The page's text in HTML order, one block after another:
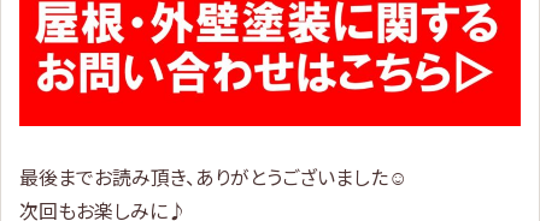
最後までお読み頂き、ありがとうございました☺
次回もお楽しみに♪